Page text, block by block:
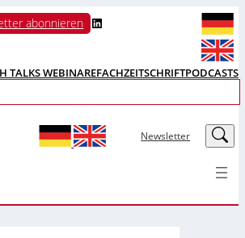
abonnieren LinkedIn
TALKS WEBINAREFACHZEITSCHRIFTPODCASTS
Newsletter LinkedIn